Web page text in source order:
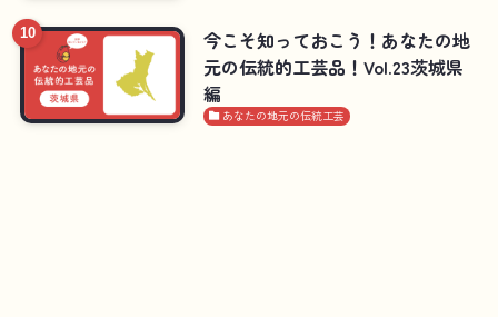
今こそ知っておこう！あなたの地
元の伝統的工芸品！Vol.23茨城県
編
あなたの地元の伝統工芸